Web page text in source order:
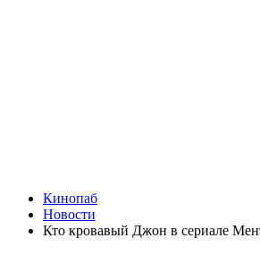
Кинопаб
Новости
Кто кровавый Джон в сериале